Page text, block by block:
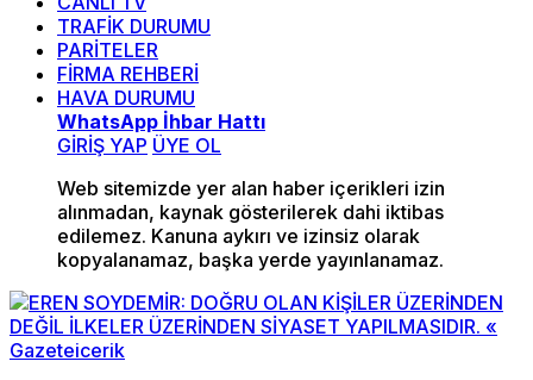
TRAFİK DURUMU
PARİTELER
FİRMA REHBERİ
HAVA DURUMU
WhatsApp İhbar Hattı
GİRİŞ YAP ÜYE OL
Web sitemizde yer alan haber içerikleri izin
alınmadan, kaynak gösterilerek dahi iktibas
edilemez. Kanuna aykırı ve izinsiz olarak
kopyalanamaz, başka yerde yayınlanamaz.